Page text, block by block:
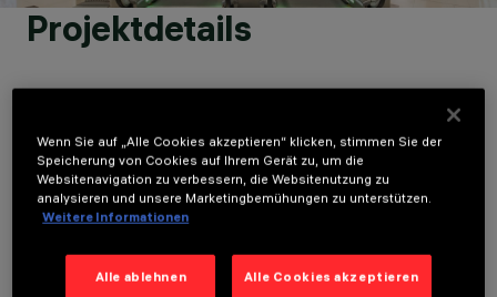
HONG KONG
JAHR
2016
LICHTDESIGN
BO STEIBER,
SINGAPORE - ARUP,
UNITED KINGDOM
Projektdetails
HONG KONG
JAHR
2016
LICHTDESIGN
BO STEIBER, SINGAPORE -
ARUP, UNITED KINGDOM
Wenn Sie auf „Alle Cookies akzeptieren“ klicken, stimmen Sie der
Speicherung von Cookies auf Ihrem Gerät zu, um die
Websitenavigation zu verbessern, die Websitenutzung zu
analysieren und unsere Marketingbemühungen zu unterstützen.
Weitere Informationen
Alle ablehnen Alle Cookies akzeptieren